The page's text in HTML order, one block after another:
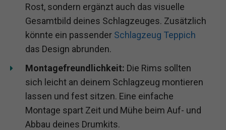
Rost, sondern ergänzt auch das visuelle
Gesamtbild deines Schlagzeuges. Zusätzlich
könnte ein passender Schlagzeug Teppich
das Design abrunden.
Montagefreundlichkeit: Die Rims sollten
sich leicht an deinem Schlagzeug montieren
lassen und fest sitzen. Eine einfache
Montage spart Zeit und Mühe beim Auf- und
Abbau deines Drumkits.